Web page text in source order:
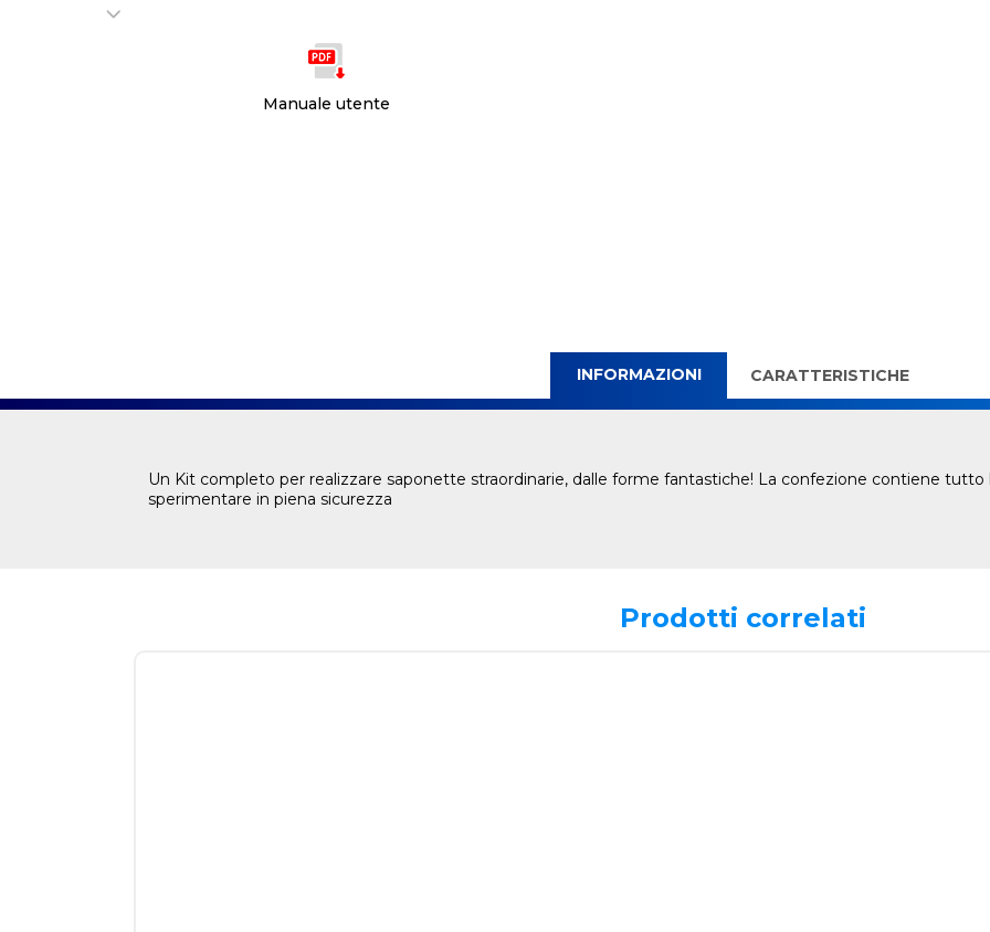
Manuale utente
INFORMAZIONI CARATTERISTICHE
Un Kit completo per realizzare saponette straordinarie, dalle forme fantastiche! La confezione contiene
sperimentare in piena sicurezza
Prodotti correlati